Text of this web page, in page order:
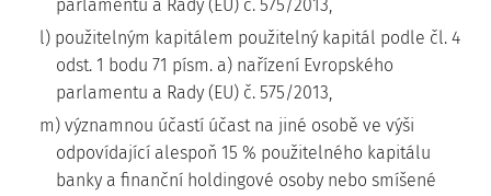
parlamentu a Rady (EU) č. 575/2013,
l) použitelným kapitálem použitelný kapitál podle čl. 4
odst. 1 bodu 71 písm. a) nařízení Evropského
parlamentu a Rady (EU) č. 575/2013,
m) významnou účastí účast na jiné osobě ve výši
odpovídající alespoň 15 % použitelného kapitálu
banky a finanční holdingové osoby nebo smíšené